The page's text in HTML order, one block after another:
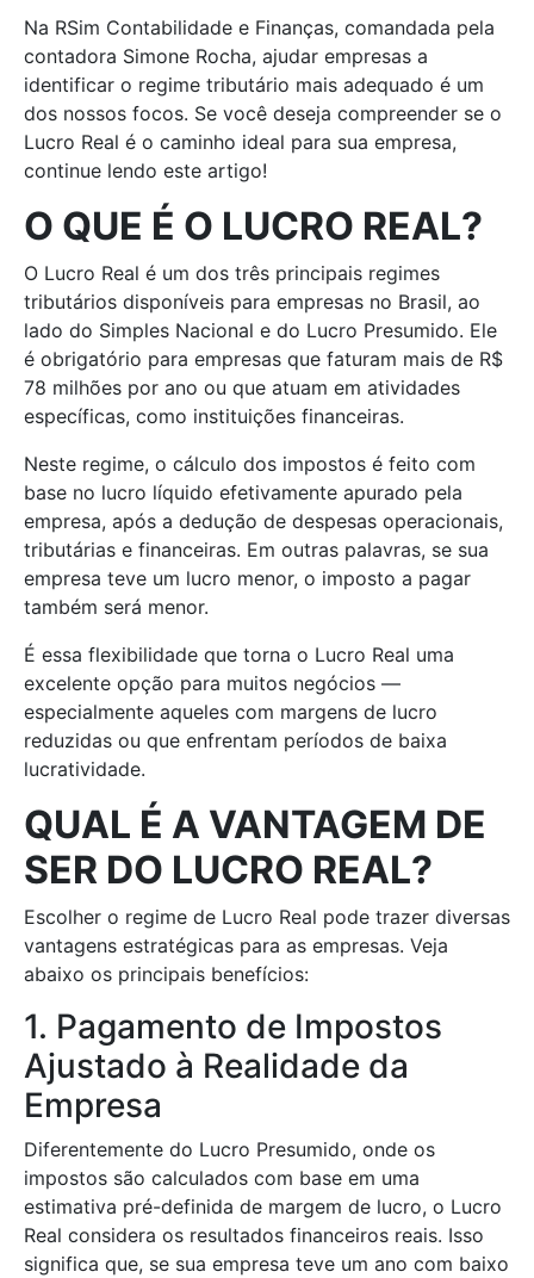
Na RSim Contabilidade e Finanças, comandada pela
contadora Simone Rocha, ajudar empresas a
identificar o regime tributário mais adequado é um
dos nossos focos. Se você deseja compreender se o
Lucro Real é o caminho ideal para sua empresa,
continue lendo este artigo!
O QUE É O LUCRO REAL?
O Lucro Real é um dos três principais regimes
tributários disponíveis para empresas no Brasil, ao
lado do Simples Nacional e do Lucro Presumido. Ele
é obrigatório para empresas que faturam mais de R$
78 milhões por ano ou que atuam em atividades
específicas, como instituições financeiras.
Neste regime, o cálculo dos impostos é feito com
base no lucro líquido efetivamente apurado pela
empresa, após a dedução de despesas operacionais,
tributárias e financeiras. Em outras palavras, se sua
empresa teve um lucro menor, o imposto a pagar
também será menor.
É essa flexibilidade que torna o Lucro Real uma
excelente opção para muitos negócios —
especialmente aqueles com margens de lucro
reduzidas ou que enfrentam períodos de baixa
lucratividade.
QUAL É A VANTAGEM DE
SER DO LUCRO REAL?
Escolher o regime de Lucro Real pode trazer diversas
vantagens estratégicas para as empresas. Veja
abaixo os principais benefícios:
1. Pagamento de Impostos
Ajustado à Realidade da
Empresa
Diferentemente do Lucro Presumido, onde os
impostos são calculados com base em uma
estimativa pré-definida de margem de lucro, o Lucro
Real considera os resultados financeiros reais. Isso
significa que, se sua empresa teve um ano com baixo